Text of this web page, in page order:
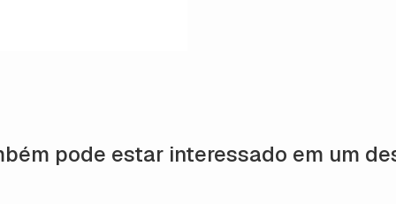
pode estar interessado em um